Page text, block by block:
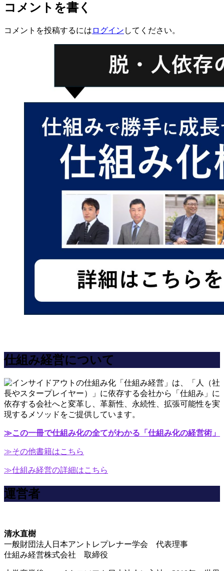
コメントを書く
コメントを投稿するには ログイン してください。
仕組み経営について
「仕組み経営」は、「人（社
長やスタープレイヤー）」に依存する会社から「仕組み」に
依存する会社へと変革し、革新性、永続性、拡張可能性を実
現するメソッドをご提供しています。
≫この一冊で仕組み化の全てがわかる「仕組み化の経営術」
≫その他書籍はこちら
≫仕組み経営の詳細はこちら
運営者
清水直樹
一般財団法人日本アントレプレナー学会 代表理事
仕組み経営株式会社 取締役